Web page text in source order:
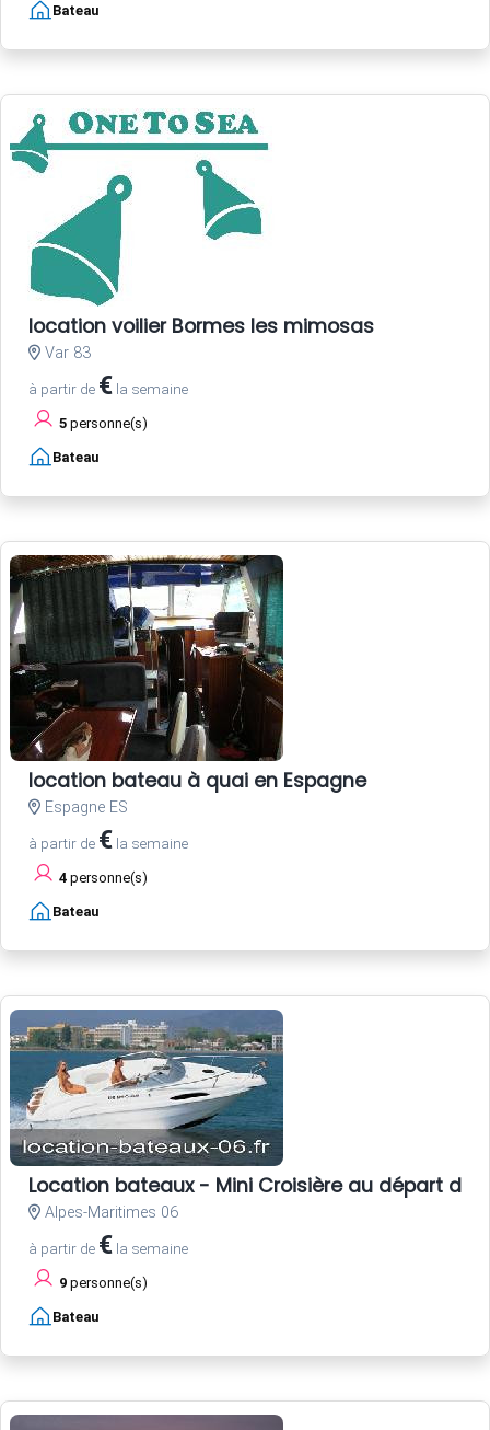
Bateau
location voilier Bormes les mimosas
Var 83
à partir de € la semaine
5 personne(s)
Bateau
location bateau à quai en Espagne
Espagne ES
à partir de € la semaine
4 personne(s)
Bateau
Location bateaux - Mini Croisière au départ de
Alpes-Maritimes 06
à partir de € la semaine
9 personne(s)
Bateau